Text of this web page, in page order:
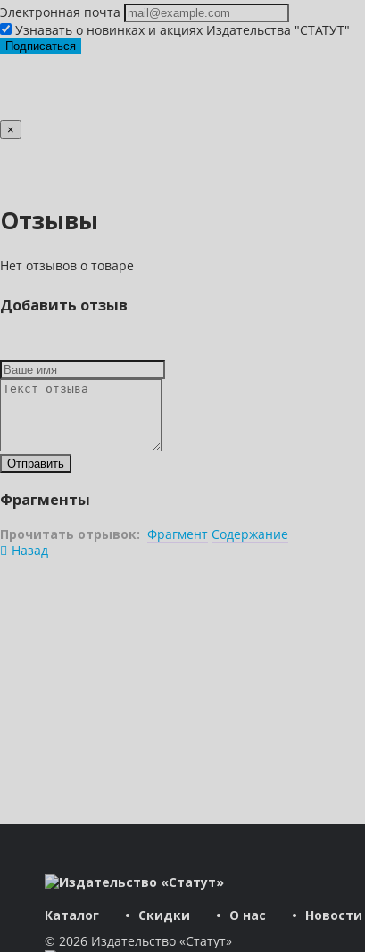
Электронная почта
Узнавать о новинках и акциях Издательства "СТАТУТ"
Подписаться
×
Отзывы
Нет отзывов о товаре
Добавить отзыв
Фрагменты
Прочитать отрывок: Фрагмент Содержание
Назад
Каталог Скидки О нас
Новости
© 2026 Издательство «Статут»